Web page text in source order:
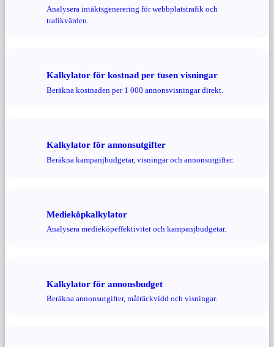
Analysera intäktsgenerering för webbplatstrafik och
trafikvärden.
Kalkylator för kostnad per tusen visningar
Beräkna kostnaden per 1 000 annonsvisningar direkt.
Kalkylator för annonsutgifter
Beräkna kampanjbudgetar, visningar och annonsutgifter.
Medieköpkalkylator
Analysera medieköpeffektivitet och kampanjbudgetar.
Kalkylator för annonsbudget
Beräkna annonsutgifter, målräckvidd och visningar.